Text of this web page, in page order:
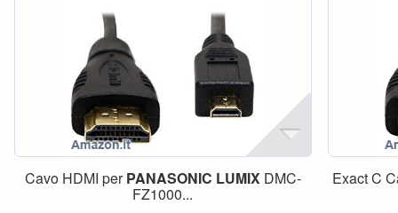
Cavo HDMI perPANASONIC LUMIXDMC-
FZ1000...
Exact C